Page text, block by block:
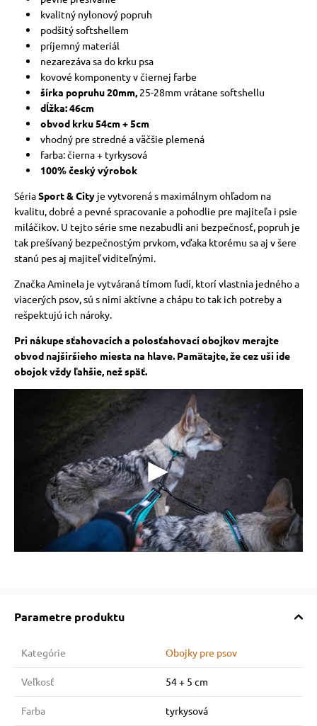
kvalitný nylonový popruh
podšitý softshellem
príjemný materiál
nezarezáva sa do krku psa
kovové komponenty v čiernej farbe
šírka popruhu 20mm, 25-28mm vrátane softshellu
dĺžka: 46cm
obvod krku 54cm + 5cm
vhodný pre stredné a väčšie plemená
farba: čierna + tyrkysová
100% český výrobok
SériaSport & Cityje vytvorená s maximálnym ohľadom na
kvalitu, dobré a pevné spracovanie a pohodlie pre majiteľa i psie
miláčikov. U tejto série sme nezabudli ani bezpečnosť, popruh je
tak prešívaný bezpečnostým prvkom, vďaka ktorému sa aj v šere
stanú pes aj majiteľ viditeľnými.
Značka Aminela je vytváraná tímom ľudí, ktorí vlastnia jedného a
viacerých psov, sú s nimi aktívne a chápu to tak ich potreby a
rešpektujú ich nároky.
Pri nákupe sťahovacích a polosťahovací obojkov merajte
obvod najširšieho miesta na hlave. Pamätajte, že cez uši ide
obojok vždy ľahšie, než späť.
Parametre produktu
Kategórie Obojky pre psov
Veľkosť 54 + 5 cm
Farba tyrkysová